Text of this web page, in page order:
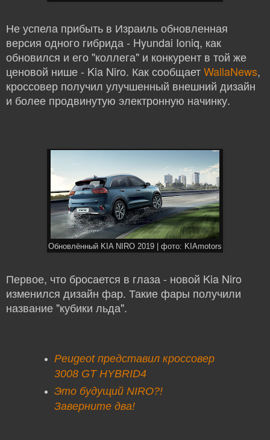
Не успела прибыть в Израиль обновленная
версия одного гибрида - Hyundai Ioniq, как
обновился и его "коллега" и конкурент в той же
ценовой нише - Kia Niro. Как сообщаетWallaNews,
кроссовер получил улучшенный внешний дизайн
и более продвинутую электронную начинку.
Обновлённый KIA NIRO 2019 | фото: KIAmotors
Первое, что бросается в глаза - новой Kia Niro
изменился дизайн фар. Такие фары получили
название "кубики льда".
Peugeot представил кроссовер
3008 GT HYBRID4
Это будущий NIRO?!
Заверните два!